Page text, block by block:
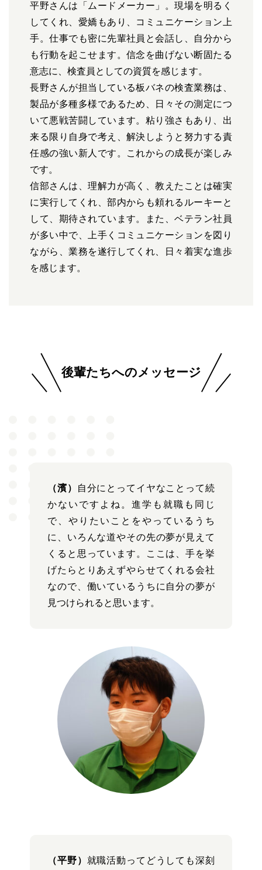
平野さんは「ムードメーカー」。現場を明るく
してくれ、愛嬌もあり、コミュニケーション上
手。仕事でも密に先輩社員と会話し、自分から
も行動を起こせます。信念を曲げない断固たる
意志に、検査員としての資質を感じます。
長野さんが担当している板バネの検査業務は、
製品が多種多様であるため、日々その測定につ
いて悪戦苦闘しています。粘り強さもあり、出
来る限り自身で考え、解決しようと努力する責
任感の強い新人です。これからの成長が楽しみ
です。
信部さんは、理解力が高く、教えたことは確実
に実行してくれ、部内からも頼れるルーキーと
して、期待されています。また、ベテラン社員
が多い中で、上手くコミュニケーションを図り
ながら、業務を遂行してくれ、日々着実な進歩
を感じます。
後輩たちへのメッセージ
（濱）
自分にとってイヤなことって続
かないですよね。進学も就職も同じ
で、やりたいことをやっているうち
に、いろんな道やその先の夢が見えて
くると思っています。ここは、手を挙
げたらとりあえずやらせてくれる会社
なので、働いているうちに自分の夢が
見つけられると思います。
（平野） 就職活動ってどうしても深刻